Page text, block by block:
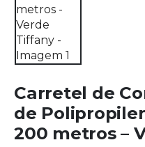
Carretel de
de
200 metros –